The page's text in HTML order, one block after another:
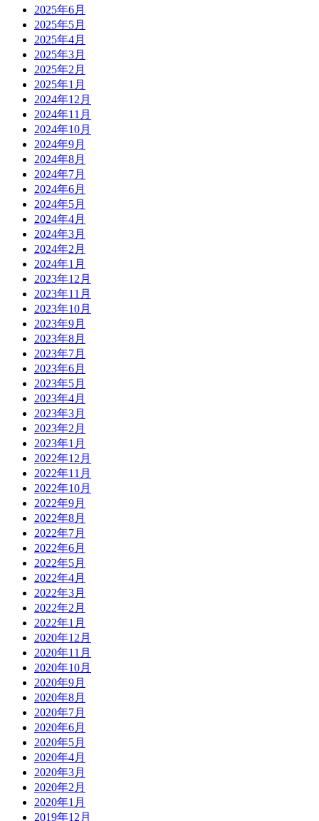
2025年6月
2025年5月
2025年4月
2025年3月
2025年2月
2025年1月
2024年12月
2024年11月
2024年10月
2024年9月
2024年8月
2024年7月
2024年6月
2024年5月
2024年4月
2024年3月
2024年2月
2024年1月
2023年12月
2023年11月
2023年10月
2023年9月
2023年8月
2023年7月
2023年6月
2023年5月
2023年4月
2023年3月
2023年2月
2023年1月
2022年12月
2022年11月
2022年10月
2022年9月
2022年8月
2022年7月
2022年6月
2022年5月
2022年4月
2022年3月
2022年2月
2022年1月
2020年12月
2020年11月
2020年10月
2020年9月
2020年8月
2020年7月
2020年6月
2020年5月
2020年4月
2020年3月
2020年2月
2020年1月
2019年12月